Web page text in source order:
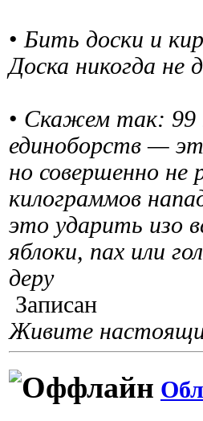
• Бить доски и
Доска никогда не
• Скажем так: 99
единоборств —
но совершенно не
килограммов
это ударить изо
яблоки, пах или
деру
Записан
Живите